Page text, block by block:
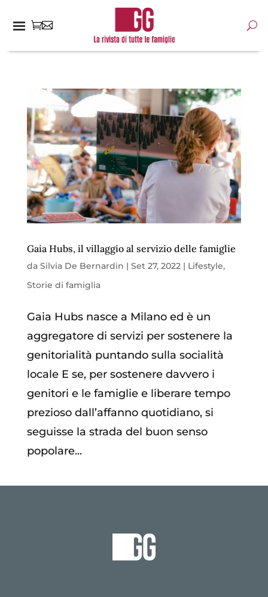
Gaia Hubs, il villaggio al servizio delle famiglie
da Silvia De Bernardin | Set 27, 2022| Lifestyle,
Storie di famiglia
Gaia Hubs nasce a Milano ed è un
aggregatore di servizi per sostenere la
genitorialità puntando sulla socialità
locale E se, per sostenere davvero i
genitori e le famiglie e liberare tempo
prezioso dall’affanno quotidiano, si
seguisse la strada del buon senso
popolare...